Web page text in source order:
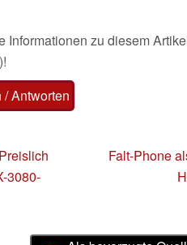
Informationen zu diesem
Antworten
3080-
Falt-Phone